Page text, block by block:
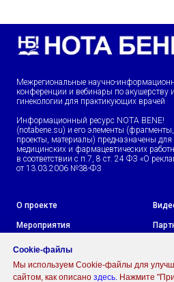
Cookie-файлы
Мы используем Cookie-файлы для
сайтом, как описано здесь. Нажмите
Межрегиональные научно-
конференции и вебинары по акушерству и
гинекологии для практикующих врачей
Информационный ресурс NOTA BENE!
(notabene.su) и его элементы (фрагменты,
проекты, материалы) предназначены для
медицинских и фармацевтических
в соответствии с п.7, 8 ст. 24 ФЗ «О
от 13.03.2006 №38-ФЗ
О проекте
Мероприятия
Политика обработки
персональных данных